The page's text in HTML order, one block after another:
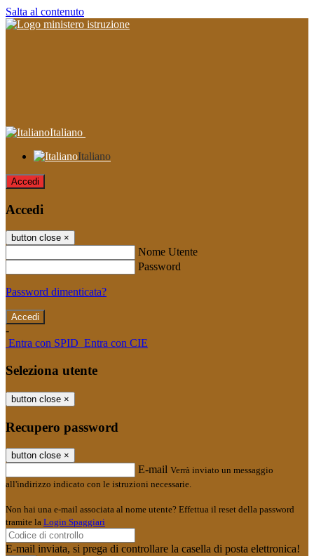
Salta al contenuto
Italiano
Italiano
Accedi
Accedi
button close ×
Nome Utente
Password
Password dimenticata?
-
Entra con SPID Entra con CIE
Seleziona utente
button close ×
Recupero password
button close ×
E-mail Verrà inviato un messaggio
all'indirizzo indicato con le istruzioni necessarie.
Non hai una e-mail associata al nome utente? Effettua il reset della password
tramite la Login Spaggiari
E-mail inviata, si prega di controllare la casella di posta elettronica!